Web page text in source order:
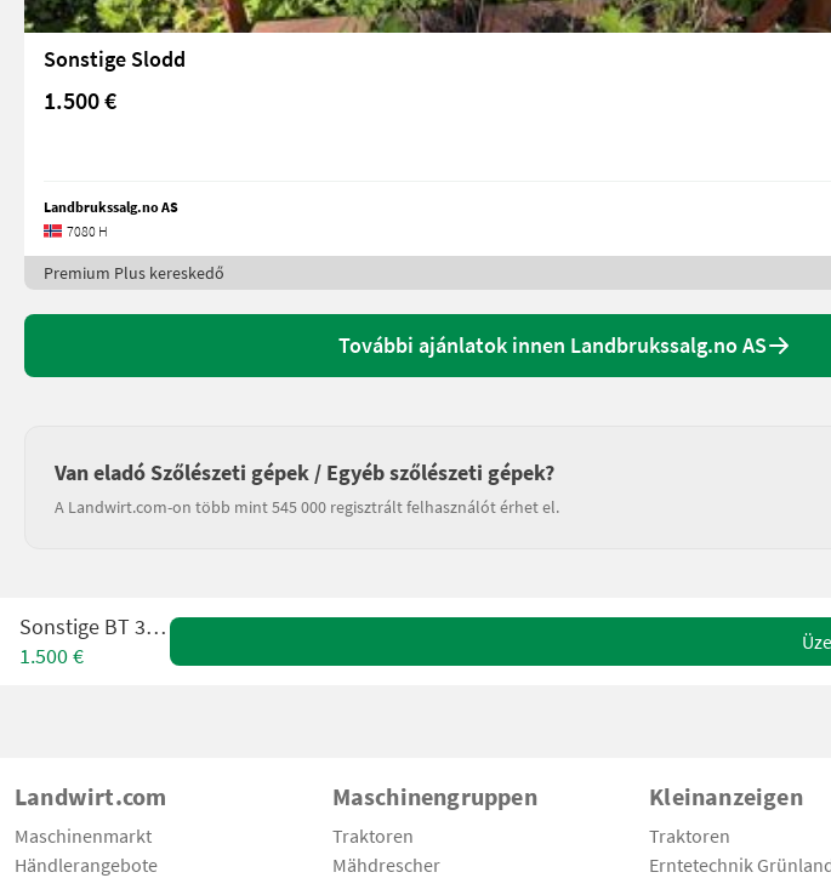
Sonstige Slodd
1.500 €
Landbrukssalg.no AS
7080 H
Premium Plus kereskedő
További ajánlatok innen Landbrukssalg.no AS
Van eladó Szőlészeti gépek / Egyéb szőlészeti gépek?
A Landwirt.com-on több mint 545 000 regisztrált felhasználót érhet el.
Sonstige BT 388 H
1.500 €
Landwirt.com
Maschinenmarkt
Händlerangebote
Maschinengruppen
Traktoren
Mähdrescher
Kleinanzeigen
Traktoren
Erntetechnik